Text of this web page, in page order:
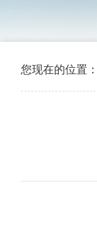
您现在的位置：